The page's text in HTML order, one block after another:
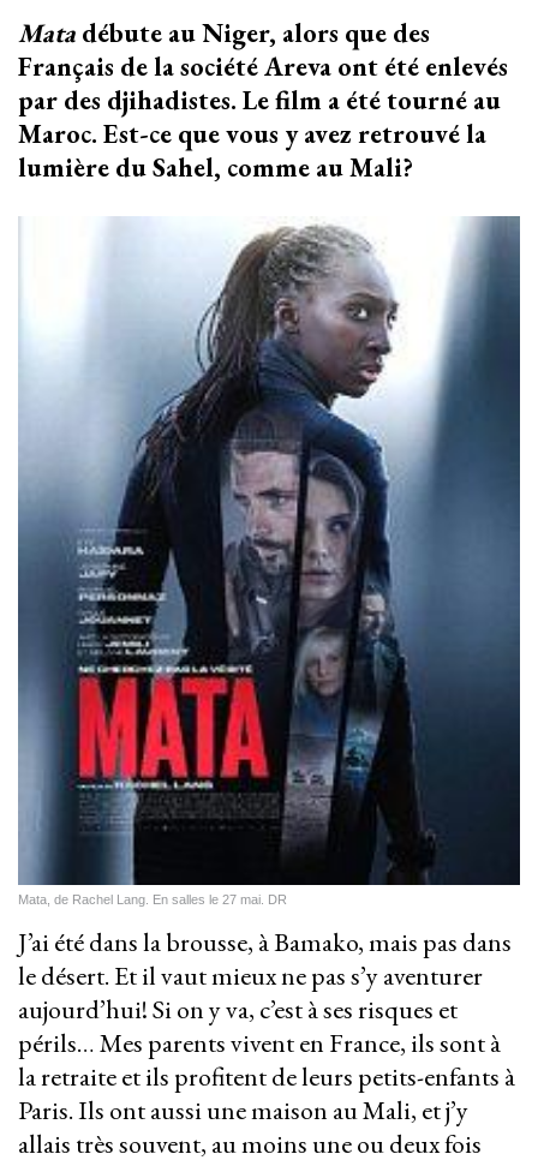
Mata débute au Niger, alors que des
Français de la société Areva ont été enlevés
par des djihadistes. Le film a été tourné au
Maroc. Est-ce que vous y avez retrouvé la
lumière du Sahel, comme au Mali?
Mata, de Rachel Lang. En salles le 27 mai. DR
J’ai été dans la brousse, à Bamako, mais pas dans
le désert. Et il vaut mieux ne pas s’y aventurer
aujourd’hui! Si on y va, c’est à ses risques et
périls… Mes parents vivent en France, ils sont à
la retraite et ils profitent de leurs petits-enfants à
Paris. Ils ont aussi une maison au Mali, et j’y
allais très souvent, au moins une ou deux fois